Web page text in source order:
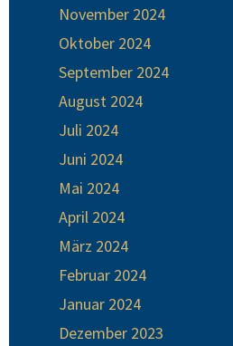
November 2024
Oktober 2024
September 2024
August 2024
Juli 2024
Juni 2024
Mai 2024
April 2024
März 2024
Februar 2024
Januar 2024
Dezember 2023